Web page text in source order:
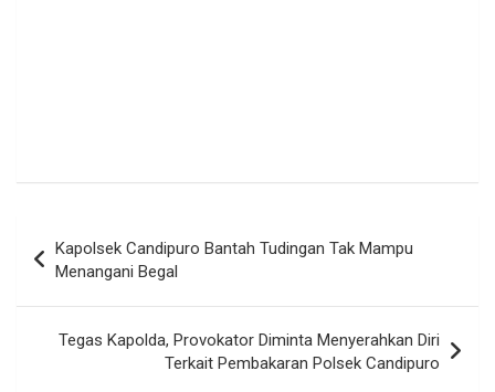
pos
Kapolsek Candipuro Bantah Tudingan Tak Mampu
Menangani Begal
Tegas Kapolda, Provokator Diminta Menyerahkan Diri
Terkait Pembakaran Polsek Candipuro